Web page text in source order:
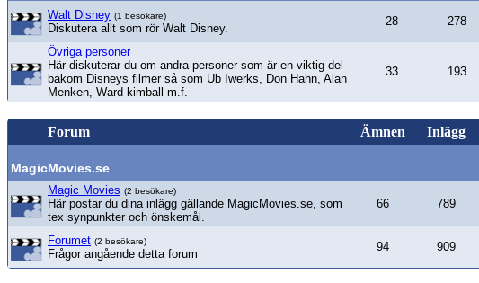
Walt Disney (1 besökare)
Diskutera allt som rör Walt Disney.
28 278
Övriga personer
Här diskuterar du om andra personer som är en viktig del
bakom Disneys filmer så som Ub Iwerks, Don Hahn, Alan
Menken, Ward kimball m.f.
33 193
Forum Ämnen Inlägg
MagicMovies.se
Magic Movies (2 besökare)
Här postar du dina inlägg gällande MagicMovies.se, som
tex synpunkter och önskemål.
66 789
Forumet (2 besökare)
Frågor angående detta forum
94 909